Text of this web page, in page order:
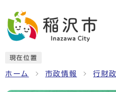
現在位置
ホーム 市政情報 行財政